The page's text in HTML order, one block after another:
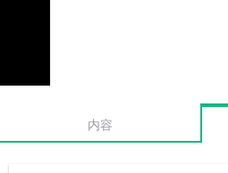
内容